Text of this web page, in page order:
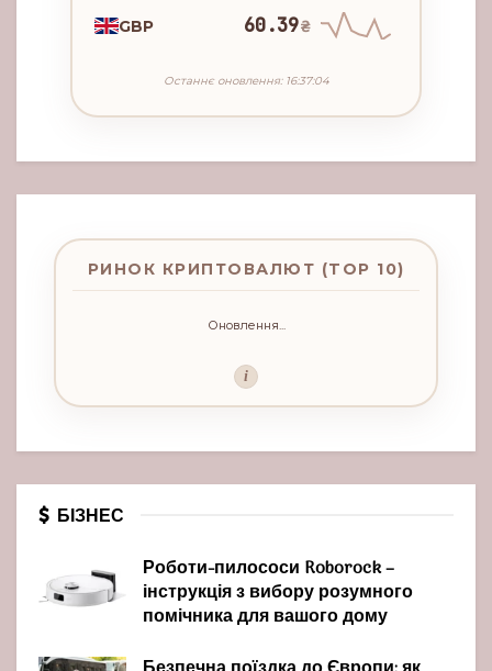
GBP 60.39₴
Останнє оновлення: 16:37:04
РИНОК КРИПТОВАЛЮТ (TOP 10)
Оновлення...
i
БІЗНЕС
Роботи-пилососи Roborock –
інструкція з вибору розумного
помічника для вашого дому